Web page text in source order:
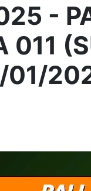
-
011
01/